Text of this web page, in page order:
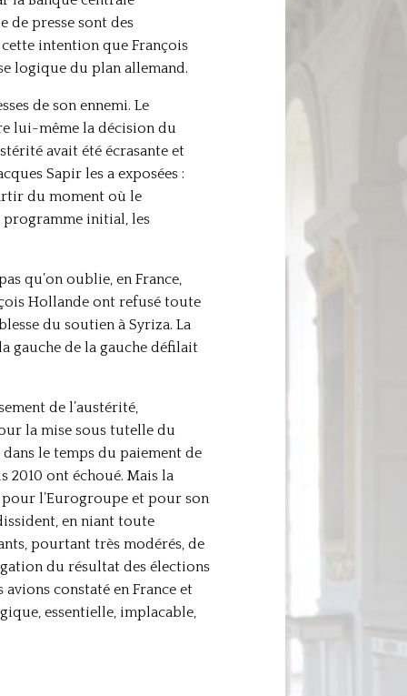
de presse sont des
intention que François
logique du plan allemand.
de son ennemi. Le
lui-même la décision du
avait été écrasante et
Sapir les a exposées :
du moment où le
programme initial, les
qu’on oublie, en France,
Hollande ont refusé toute
du soutien à Syriza. La
gauche de la gauche défilait
de l’austérité,
la mise sous tutelle du
le temps du paiement de
ont échoué. Mais la
l’Eurogroupe et pour son
en niant toute
pourtant très modérés, de
du résultat des élections
constaté en France et
essentielle, implacable,